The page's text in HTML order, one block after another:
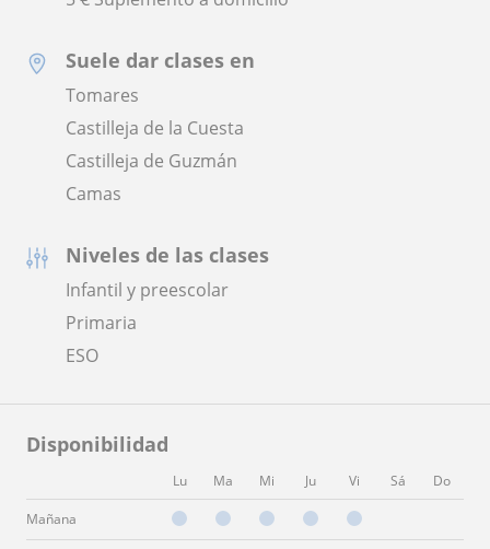
Suele dar clases en
Tomares
Castilleja de la Cuesta
Castilleja de Guzmán
Camas
Niveles de las clases
Infantil y preescolar
Primaria
ESO
Disponibilidad
Lu Ma Mi Ju Vi Sá Do
Mañana